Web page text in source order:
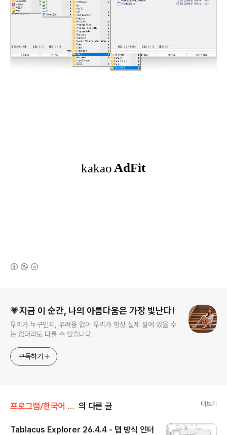
💗지금 이 순간, 나의 아름다움은 가장 빛난다!
우리가 누구인지, 두려움 없이 우리가 항상 실제 삶에 있을 수
는 없더라도 다를 수 있습니다.
구독하기
프로그램/한국어 패치 의 다른 글 더보기
Tablacus Explorer 26.4.4 - 탭 방식 인터